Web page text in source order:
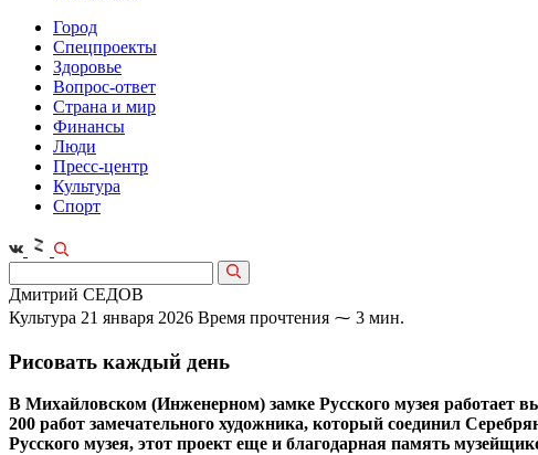
Город
Спецпроекты
Здоровье
Вопрос-ответ
Страна и мир
Финансы
Люди
Пресс-центр
Культура
Спорт
Дмитрий СЕДОВ
Культура 21 января 2026 Время прочтения ⁓ 3 мин.
Рисовать каждый день
В Михайловском (Инженерном) замке Русского музея работает
200 работ замечательного художника, который соединил
Русского музея, этот проект еще и благодарная память